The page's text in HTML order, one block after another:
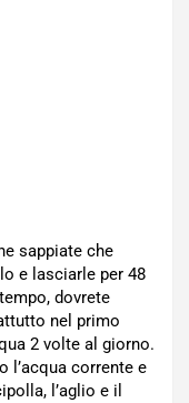
sappiate che
e lasciarle per 48
dovrete
nel primo
2 volte al giorno.
l’acqua corrente e
l’aglio e il